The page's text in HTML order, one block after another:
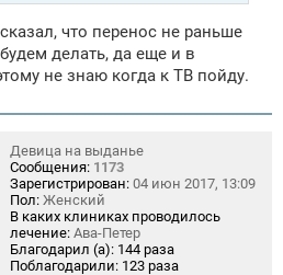
что перенос не раньше
делать, да еще и в
не знаю когда к ТВ пойду.
Девица на выданье
Сообщения: 1173
Зарегистрирован: 04 июн 2017, 13:09
Пол: Женский
В каких клиниках проводилось
лечение: Ава-Петер
Благодарил (а): 144 раза
Поблагодарили: 123 раза